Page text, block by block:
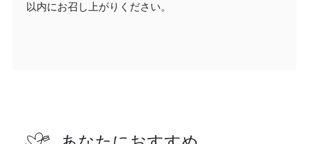
以内にお召し上がりください。